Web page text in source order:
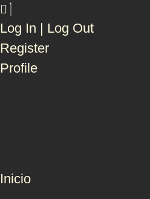
Log In | Log Out
Register
Profile
Inicio